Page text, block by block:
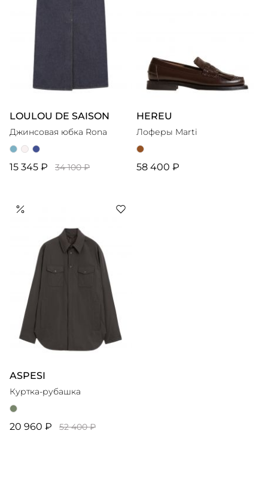
LOULOU DE SAISON
Джинсовая юбка Rona
15 345 ₽ 34 100 ₽
HEREU
Лоферы Marti
58 400 ₽
ASPESI
Куртка-рубашка
20 960 ₽ 52 400 ₽